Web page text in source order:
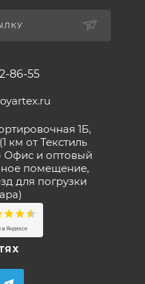
86-55
1Б,
км от Текстиль
и оптовый
помещение,
для погрузки